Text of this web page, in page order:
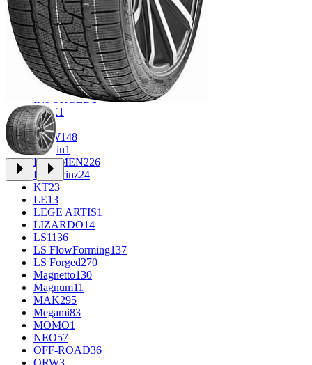
FF33
FR REPLICA1
GR34
Grizzly3
iFree965
iFree Original49
Ikon1
INFORGED1
K&K1
K72
KDW148
Keskin1
KHOMEN226
Kronprinz24
KT23
LE13
LEGE ARTIS1
LIZARDO14
LS1136
LS FlowForming137
LS Forged270
Magnetto130
Magnum11
MAK295
Megami83
MOMO1
NEO57
OFF-ROAD36
ORW3